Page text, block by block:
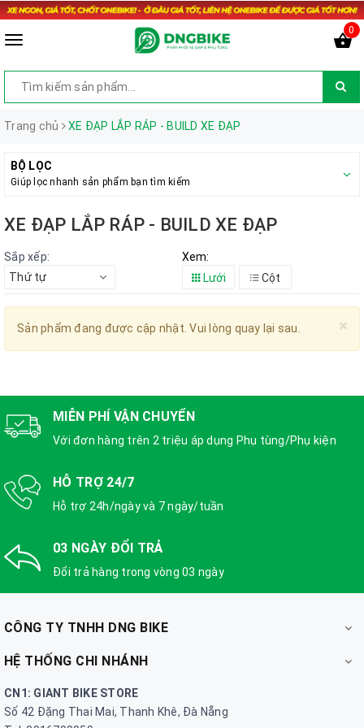
0
Trang chủ XE ĐẠP LẮP RÁP - BUILD XE ĐẠP
BỘ LỌC
Giúp lọc nhanh sản phẩm bạn tìm kiếm
XE ĐẠP LẮP RÁP - BUILD XE ĐẠP
Sắp xếp:
Thứ tự
Xem:
Lưới
Cột
×
Sản phẩm đang được cập nhật. Vui lòng quay lại sau.
MIỄN PHÍ VẬN CHUYỂN
Với đơn hàng trên 2 triệu áp dụng Phụ tùng/Phụ kiện
HỖ TRỢ 24/7
Hỗ trợ 24h/ngày và 7 ngày/tuần
03 NGÀY ĐỔI TRẢ
Đổi trả hàng trong vòng 03 ngày
CÔNG TY TNHH DNG BIKE
HỆ THỐNG CHI NHÁNH
CN1: GIANT BIKE STORE
Số 42 Đặng Thai Mai, Thanh Khê, Đà Nẵng